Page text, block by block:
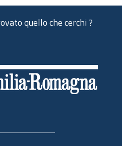
quello che cerchi ?